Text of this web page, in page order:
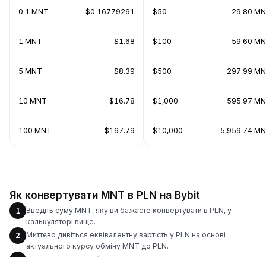
0.1 MNT $0.16779261
1 MNT $1.68
5 MNT $8.39
10 MNT $16.78
100 MNT $167.79
$50 29.80
$100 59.60
$500 297.99
$1,000 595.97
$10,000 5,959.74
Як конвертувати MNT в PLN на Bybit
1
Введіть суму MNT, яку ви бажаєте конвертувати в PLN, у
калькуляторі вище.
2
Миттєво дивіться еквівалентну вартість у PLN на основі
актуального курсу обміну MNT до PLN.